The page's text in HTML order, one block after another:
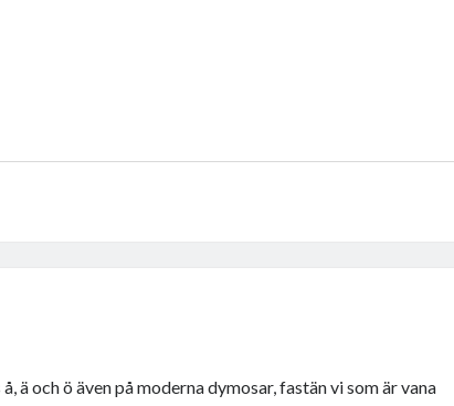
ä och ö även på moderna dymosar, fastän vi som är vana